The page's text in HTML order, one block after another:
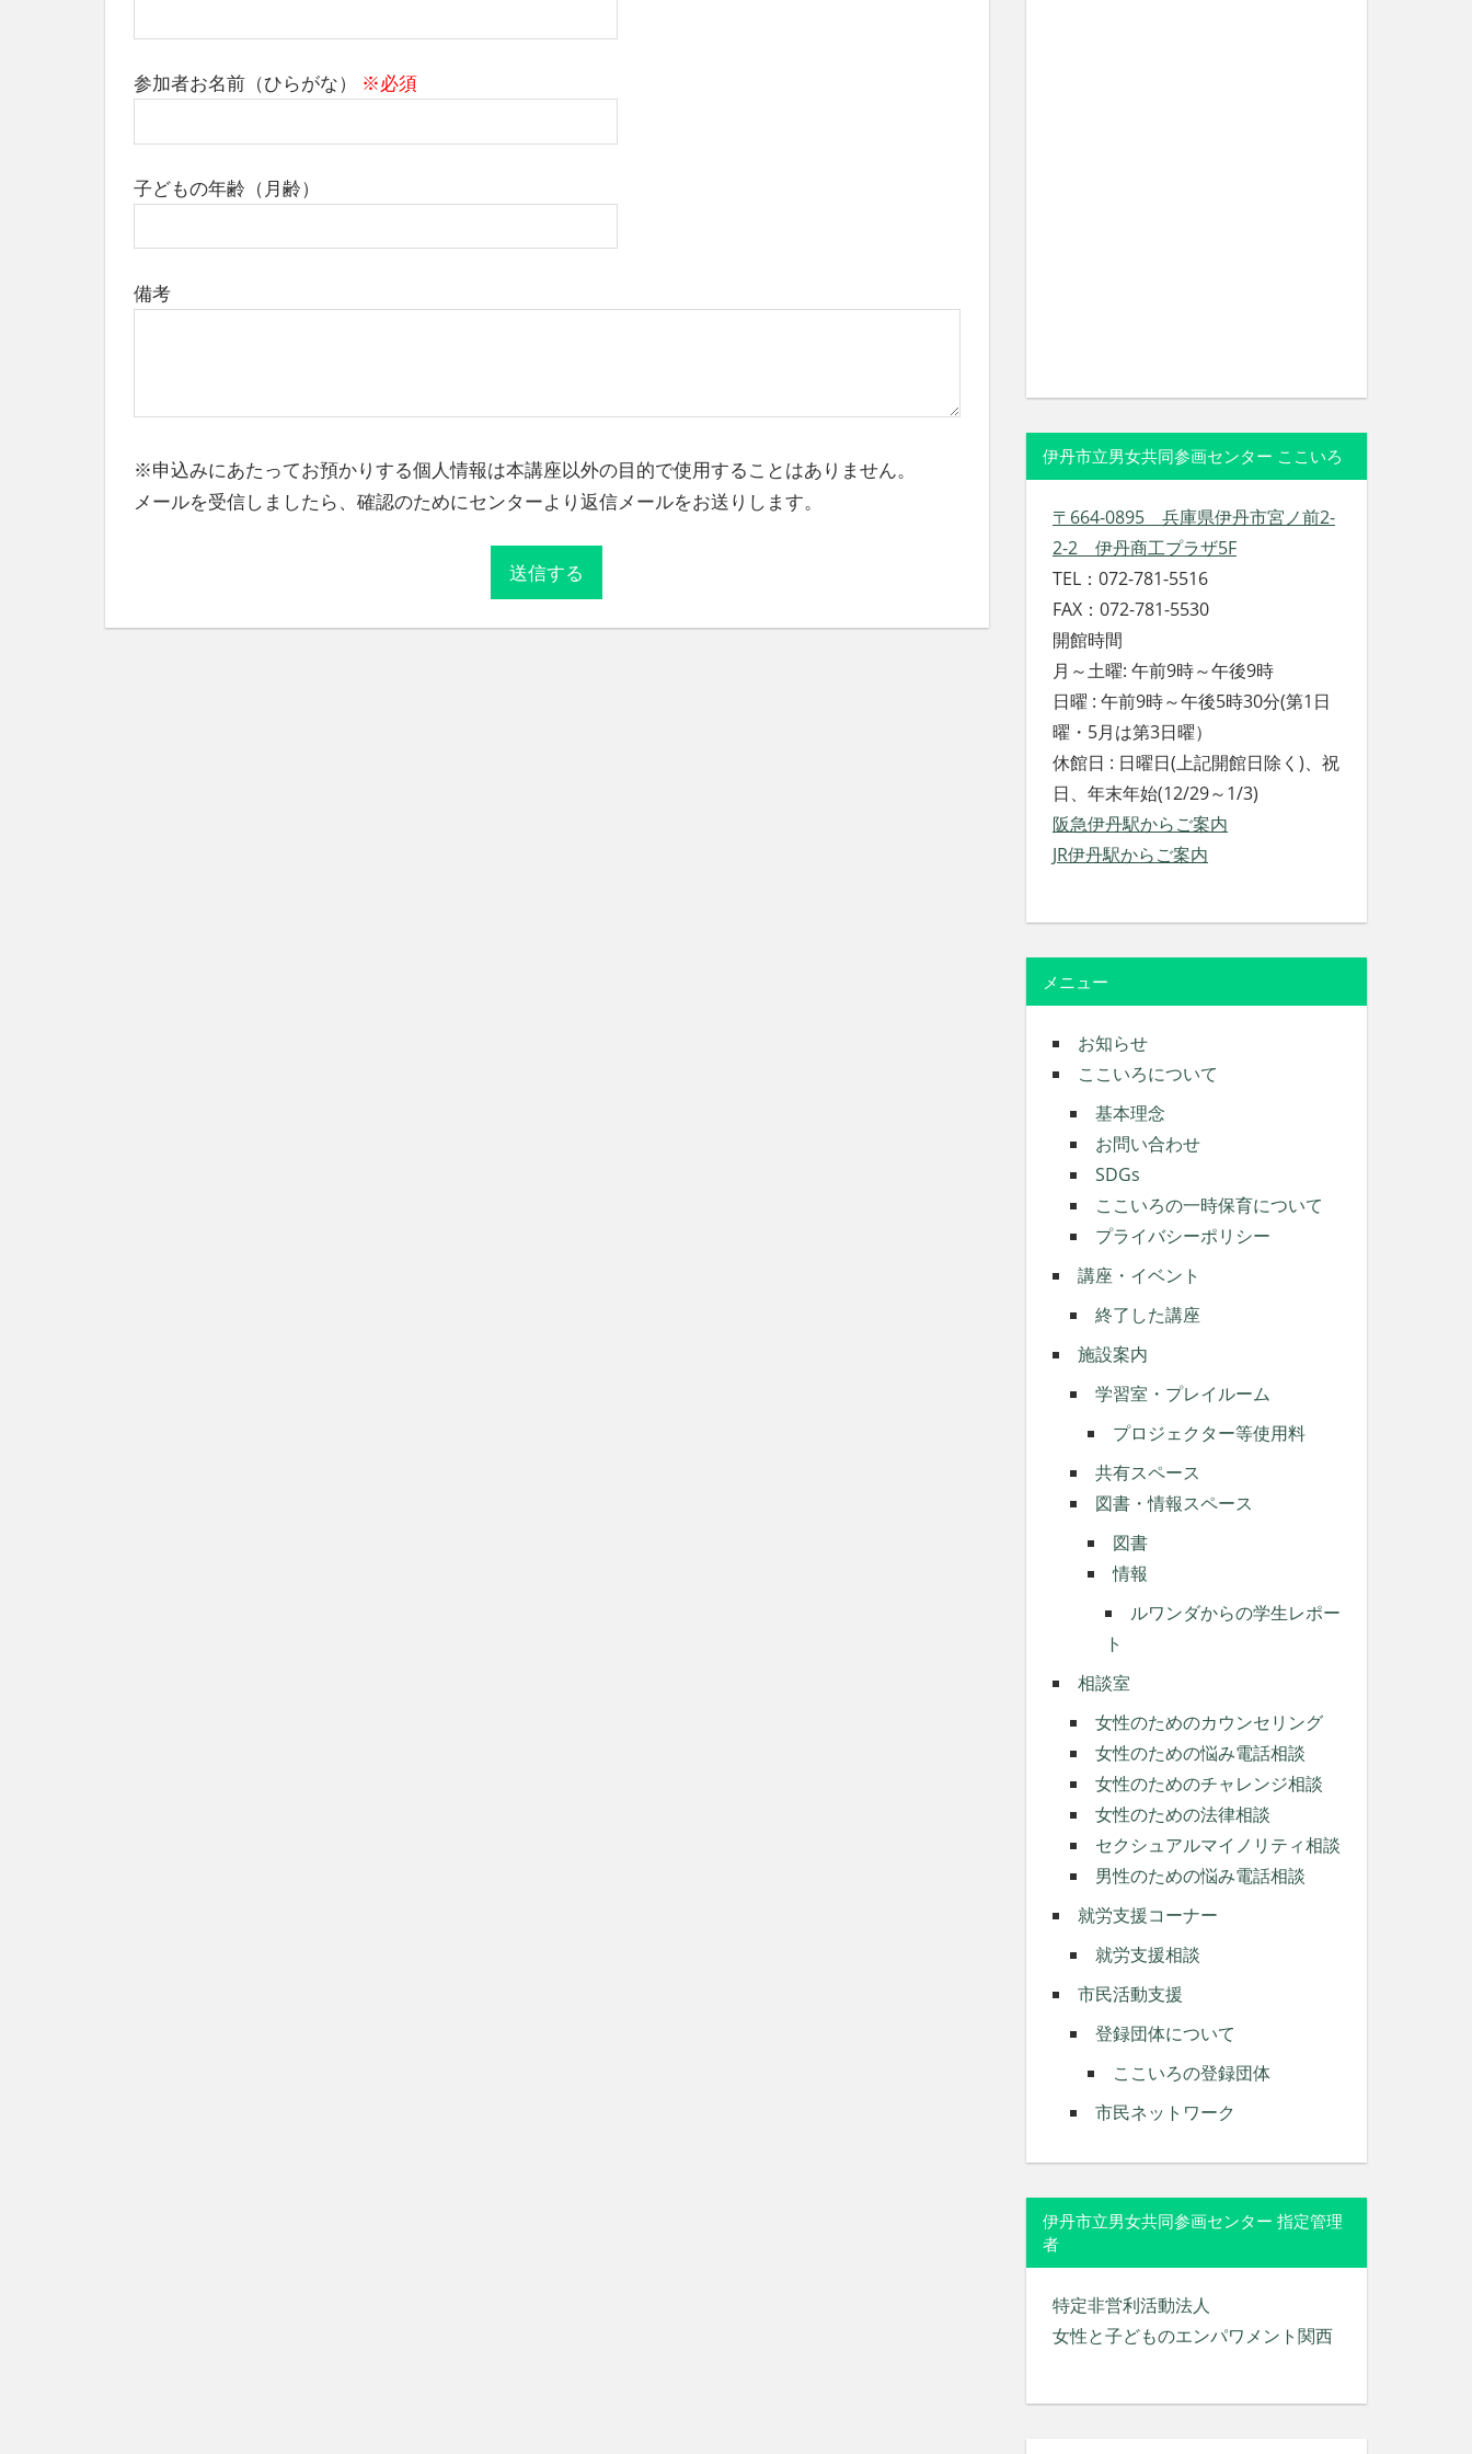
参加者お名前（ひらがな） ※必須
子どもの年齢（月齢）
備考
※申込みにあたってお預かりする個人情報は本講座以外の目的で使用することはありません。
メールを受信しましたら、確認のためにセンターより返信メールをお送りします。
伊丹市立男女共同参画センター ここいろ
〒664-0895 兵庫県伊丹市宮ノ前2-
2-2 伊丹商工プラザ5F
TEL：072-781-5516
FAX：072-781-5530
開館時間
月～土曜: 午前9時～午後9時
日曜 : 午前9時～午後5時30分(第1日
曜・5月は第3日曜）
休館日 : 日曜日(上記開館日除く)、祝
日、年末年始(12/29～1/3)
阪急伊丹駅からご案内
JR伊丹駅からご案内
メニュー
お知らせ
ここいろについて
基本理念
お問い合わせ
SDGs
ここいろの一時保育について
プライバシーポリシー
講座・イベント
終了した講座
施設案内
学習室・プレイルーム
プロジェクター等使用料
共有スペース
図書・情報スペース
図書
情報
ルワンダからの学生レポー
ト
相談室
女性のためのカウンセリング
女性のための悩み電話相談
女性のためのチャレンジ相談
女性のための法律相談
セクシュアルマイノリティ相談
男性のための悩み電話相談
就労支援コーナー
就労支援相談
市民活動支援
登録団体について
ここいろの登録団体
市民ネットワーク
伊丹市立男女共同参画センター 指定管理
者
特定非営利活動法人
女性と子どものエンパワメント関西